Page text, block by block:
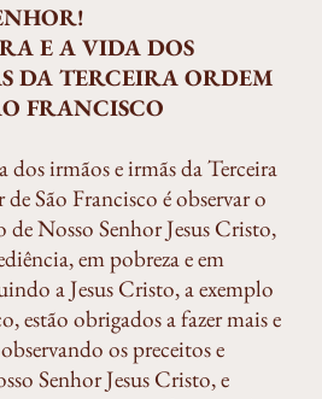
E A VIDA DOS
DA TERCEIRA ORDEM
FRANCISCO
irmãos e irmãs da Terceira
São Francisco é observar o
de Nosso Senhor Jesus Cristo,
em pobreza e em
a Jesus Cristo, a exemplo
estão obrigados a fazer mais e
os preceitos e
Senhor Jesus Cristo, e